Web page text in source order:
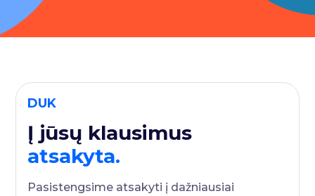
DUK
Į jūsų klausimus
atsakyta.
Pasistengsime atsakyti į dažniausiai